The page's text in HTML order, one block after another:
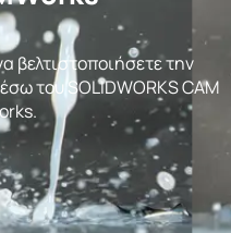
βελτιστοποιήσετε την
του SOLIDWORKS CAM